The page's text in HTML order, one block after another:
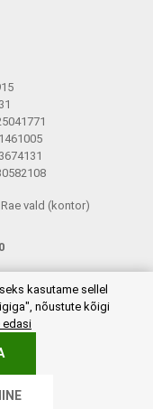
vald (kontor)
kasutame sellel
nõustute kõigi
edasi